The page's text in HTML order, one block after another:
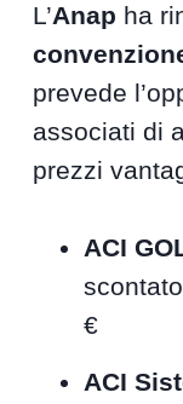
L’Anap ha
prevede
associati di
prezzi
ACI
€
ACI